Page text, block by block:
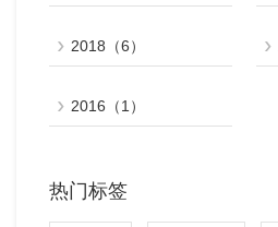
2018（6）
2016（1）
热门标签